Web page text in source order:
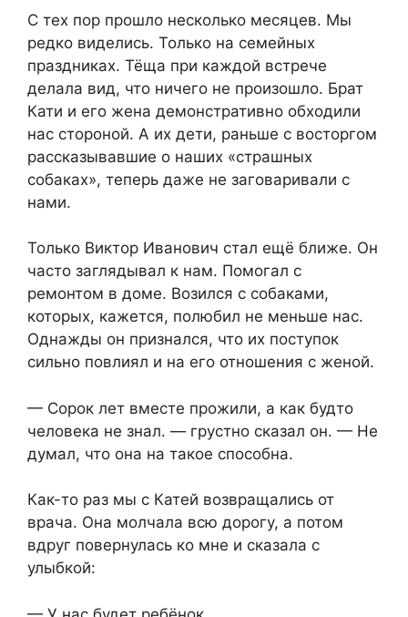
С тех пор прошло несколько месяцев. Мы
редко виделись. Только на семейных
праздниках. Тёща при каждой встрече
делала вид, что ничего не произошло. Брат
Кати и его жена демонстративно обходили
нас стороной. А их дети, раньше с восторгом
рассказывавшие о наших «страшных
собаках», теперь даже не заговаривали с
нами.
Только Виктор Иванович стал ещё ближе. Он
часто заглядывал к нам. Помогал с
ремонтом в доме. Возился с собаками,
которых, кажется, полюбил не меньше нас.
Однажды он признался, что их поступок
сильно повлиял и на его отношения с женой.
— Сорок лет вместе прожили, а как будто
человека не знал. — грустно сказал он. — Не
думал, что она на такое способна.
Как-то раз мы с Катей возвращались от
врача. Она молчала всю дорогу, а потом
вдруг повернулась ко мне и сказала с
улыбкой: